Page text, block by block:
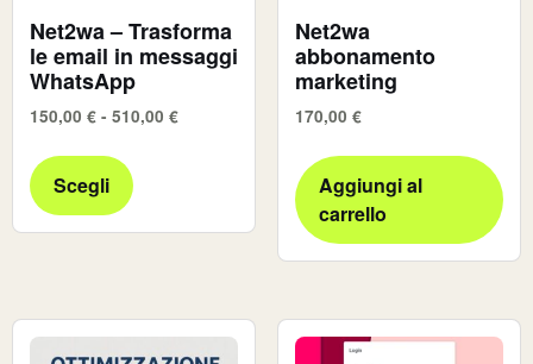
Net2wa – Trasforma
le email in messaggi
WhatsApp
150,00 € - 510,00 €
Scegli
Net2wa
abbonamento
marketing
170,00 €
Aggiungi al
carrello